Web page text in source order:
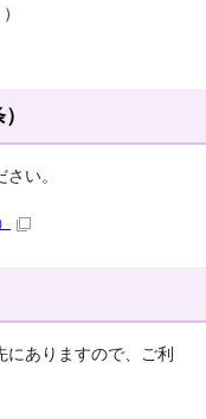
い。
ありますので、ご利